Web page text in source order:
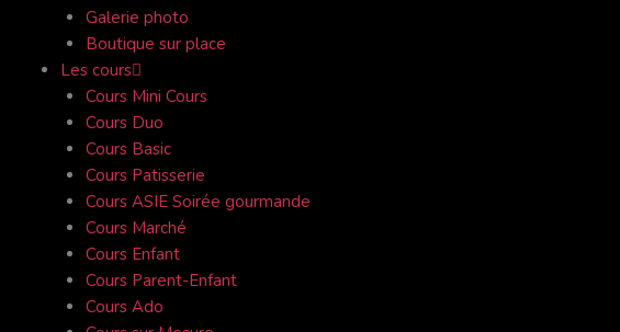
Galerie photo
Boutique sur place
Les cours
Cours Mini Cours
Cours Duo
Cours Basic
Cours Patisserie
Cours ASIE Soirée gourmande
Cours Marché
Cours Enfant
Cours Parent-Enfant
Cours Ado